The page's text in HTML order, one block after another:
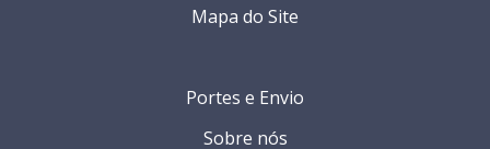
Portes e Envio
Sobre nós
Mapa do Site